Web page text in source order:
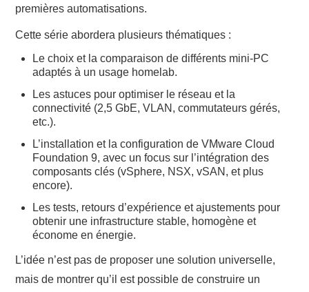
premières automatisations.
Cette série abordera plusieurs thématiques :
Le choix et la comparaison de différents mini-PC
adaptés à un usage homelab.
Les astuces pour optimiser le réseau et la
connectivité (2,5 GbE, VLAN, commutateurs gérés,
etc.).
L’installation et la configuration de VMware Cloud
Foundation 9, avec un focus sur l’intégration des
composants clés (vSphere, NSX, vSAN, et plus
encore).
Les tests, retours d’expérience et ajustements pour
obtenir une infrastructure stable, homogène et
économe en énergie.
L’idée n’est pas de proposer une solution universelle,
mais de montrer qu’il est possible de construire un